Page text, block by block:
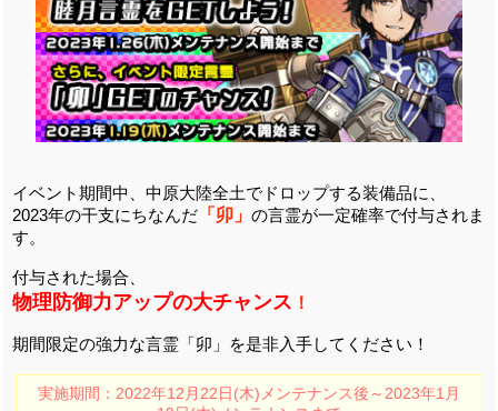
イベント期間中、中原大陸全土でドロップする装備品に、
2023年の干支にちなんだ 「卯」の言霊が一定確率で付与されま
す。
付与された場合、
物理防御力アップの大チャンス ！
期間限定の強力な言霊「卯」を是非入手してください！
実施期間：2022年12月22日(木)メンテナンス後～2023年1月